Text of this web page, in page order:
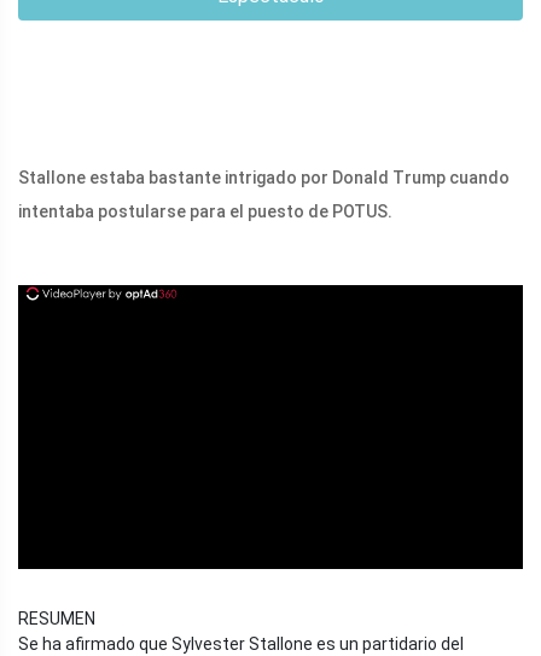
Stallone estaba bastante intrigado por Donald Trump cuando
intentaba postularse para el puesto de POTUS.
RESUMEN
Se ha afirmado que Sylvester Stallone es un partidario del